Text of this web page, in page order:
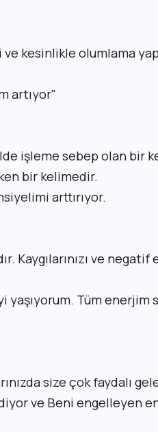
kesinlikle olumlama
artıyor"
işleme sebep olan bir
bir kelimedir.
arttırıyor.
Kaygılarınızı ve
Tüm enerjim
size çok faydalı
ve Beni engelleyen